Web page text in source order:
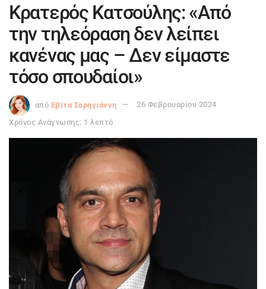
Κρατερός Κατσούλης: «Από
την τηλεόραση δεν λείπει
κανένας μας – Δεν είμαστε
τόσο σπουδαίοι»
από Εβίτα Σαρηγιάννη
26 Φεβρουαρίου 2024
Χρόνος Ανάγνωσης: 1 λεπτό